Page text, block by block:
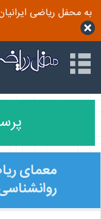
به محفل ریاضی
معمای